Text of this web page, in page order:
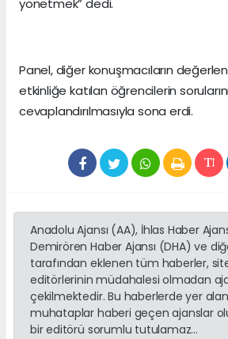
yönetmek” dedi.
Panel, diğer konuşmacıların
etkinliğe katılan öğrencilerin
cevaplandırılmasıyla sona erdi.
Anadolu Ajansı (AA), İhlas Haber
Demirören Haber Ajansı (DHA) ve
tarafından eklenen tüm haberler,
editörlerinin müdahalesi olmadan
çekilmektedir. Bu haberlerde yer
muhataplar haberi geçen ajanslar
bir editörü sorumlu tutulamaz...